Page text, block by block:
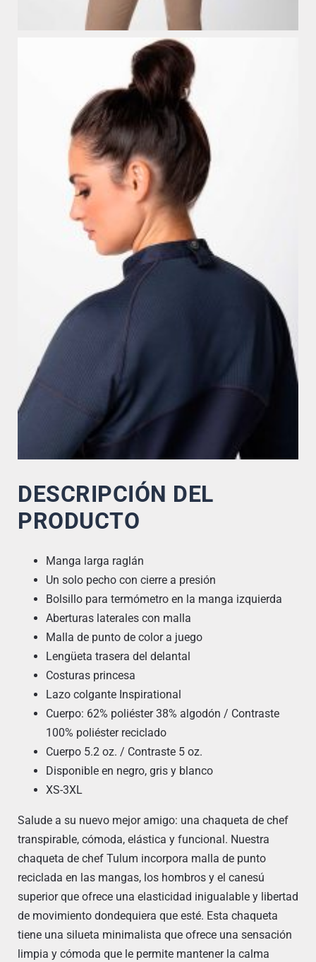
DESCRIPCIÓN DEL
PRODUCTO
Manga larga raglán
Un solo pecho con cierre a presión
Bolsillo para termómetro en la manga izquierda
Aberturas laterales con malla
Malla de punto de color a juego
Lengüeta trasera del delantal
Costuras princesa
Lazo colgante Inspirational
Cuerpo: 62% poliéster 38% algodón / Contraste
100% poliéster reciclado
Cuerpo 5.2 oz. / Contraste 5 oz.
Disponible en negro, gris y blanco
XS-3XL
Salude a su nuevo mejor amigo: una chaqueta de chef
transpirable, cómoda, elástica y funcional. Nuestra
chaqueta de chef Tulum incorpora malla de punto
reciclada en las mangas, los hombros y el canesú
superior que ofrece una elasticidad inigualable y libertad
de movimiento dondequiera que esté. Esta chaqueta
tiene una silueta minimalista que ofrece una sensación
limpia y cómoda que le permite mantener la calma